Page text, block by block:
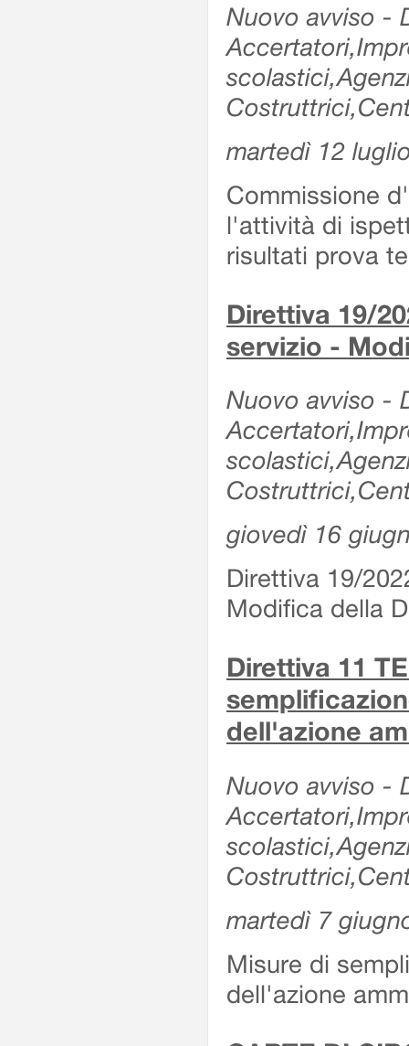
Nuovo avviso -
martedì 12
Commissione
l'attività di
risultati prova
Direttiva 19/
servizio -
Nuovo avviso -
giovedì 16
Direttiva 19/
Modifica della
Direttiva 11
dell'azione
Nuovo avviso -
martedì 7
Misure di
dell'azione